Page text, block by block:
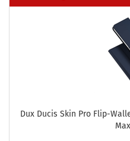
Dux Ducis Skin Pro Flip-​